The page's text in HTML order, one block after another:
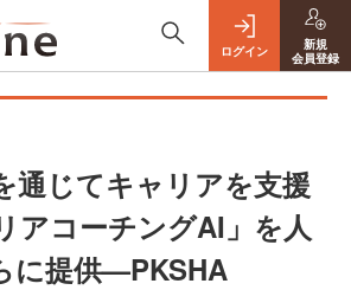
ログイン
新規
会員登録
通じてキャリアを支援
アコーチングAI」を人
に提供—PKSHA